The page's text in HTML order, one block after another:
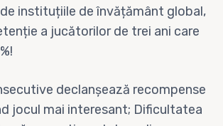
instituțiile de învățământ global,
a jucătorilor de trei ani care
declanșează recompense
jocul mai interesant; Dificultatea